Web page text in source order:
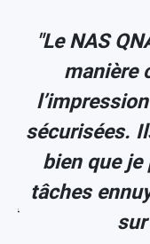
"Le NAS
manière
sécurisées.
bien que
tâches